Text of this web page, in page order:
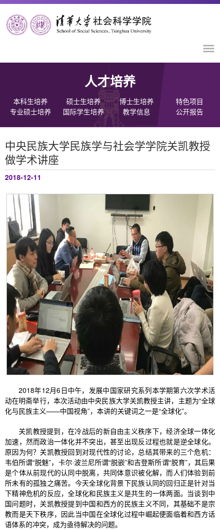
人才培养
本科生培养 硕士生培养 博士生培养
特色项目
专业硕士培养
国际学生培养 教学信息 公开报告
中央民族大学民族学与社会学学院关凯教授
做学术讲座
2018-12-11
2018年12月6日中午，发展中国家研究系列本学期第六次学术活
动在明斋举行，本次活动由中央民族大学关凯教授主讲，主题为“全球
化与民族主义——中国视角”，本讲的关键词之一是“全球化”。
关凯教授提到，在冷战后的新自由主义秩序下，经济全球一体化
加速，然而政治一体化并不突出，甚至出现反过程也就是逆全球化。
原因为何？关凯教授回到对现代性的讨论，总结其带来的三个危机：
韦伯所谓“脱魅”，卡尔·波兰尼所谓“脱嵌”和吉登斯所谓“脱育”，其后果
是个体从前现代的认同中脱离，共同体意识被化解，而人们体验到前
所未有的孤独之痛苦。今天全球化背景下民族认同的回归正是针对当
下精神危机的反应，全球化和民族主义是共生的一体两面。当谈到中
国问题时，关凯教授提到中国和西方的民族主义不同，其基础不是宗
教而是天下秩序，因此当中国在全球化过程中崛起便面临着和西方话
语体系的冲突，成为亟待解决的问题。